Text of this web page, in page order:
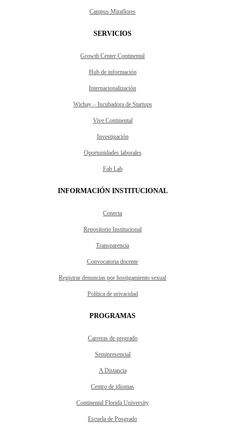
Campus Miraflores
SERVICIOS
Growth Center Continental
Hub de información
Internacionalización
Wichay – Incubadora de Startups
Vive Continental
Investigación
Oportunidades laborales
Fab Lab
INFORMACIÓN INSTITUCIONAL
Conecta
Repositorio Institucional
Transparencia
Convocatoria docente
Registrar denuncias por hostigamiento sexual
Política de privacidad
PROGRAMAS
Carreras de pregrado
Semipresencial
A Distancia
Centro de idiomas
Continental Florida University
Escuela de Posgrado